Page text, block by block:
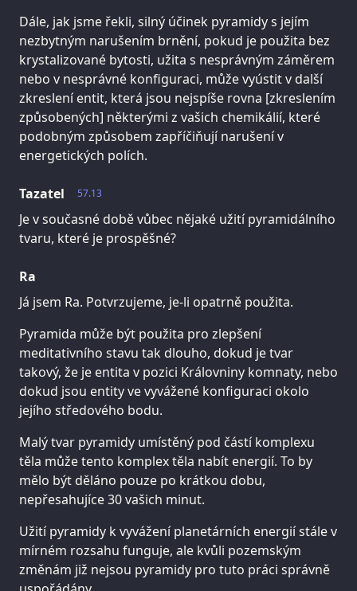
Dále, jak jsme řekli, silný účinek pyramidy s jejím
nezbytným narušením brnění, pokud je použita bez
krystalizované bytosti, užita s nesprávným záměrem
nebo v nesprávné konfiguraci, může vyústit v další
zkreslení entit, která jsou nejspíše rovna [zkreslením
způsobených] některými z vašich chemikálií, které
podobným způsobem zapříčiňují narušení v
energetických polích.
57.13
Tazatel
Je v současné době vůbec nějaké užití pyramidálního
tvaru, které je prospěšné?
Ra
Já jsem Ra. Potvrzujeme, je-li opatrně použita.
Pyramida může být použita pro zlepšení
meditativního stavu tak dlouho, dokud je tvar
takový, že je entita v pozici Královniny komnaty, nebo
dokud jsou entity ve vyvážené konfiguraci okolo
jejího středového bodu.
Malý tvar pyramidy umístěný pod částí komplexu
těla může tento komplex těla nabít energií. To by
mělo být děláno pouze po krátkou dobu,
nepřesahujíce 30 vašich minut.
Užití pyramidy k vyvážení planetárních energií stále v
mírném rozsahu funguje, ale kvůli pozemským
změnám již nejsou pyramidy pro tuto práci správně